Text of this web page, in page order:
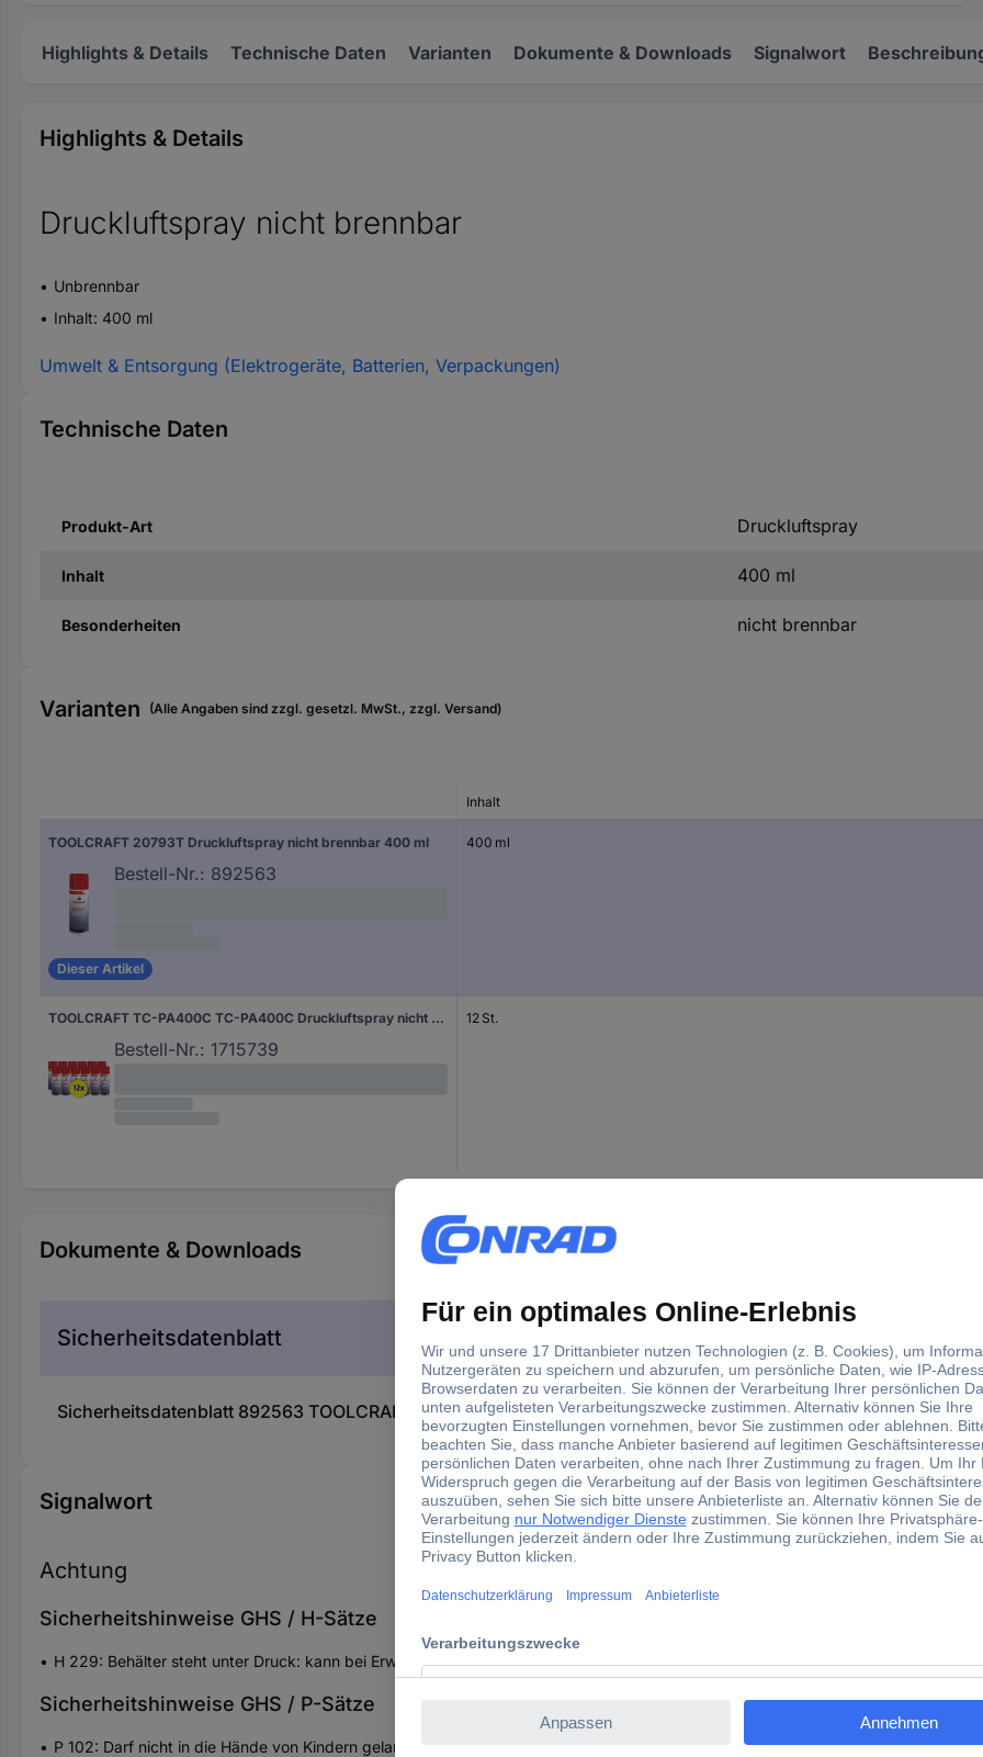
Highlights & Details Technische Daten Varianten Dokumente & Downloads Signalwort
Highlights & Details
Druckluftspray nicht brennbar
Unbrennbar
Inhalt: 400 ml
Umwelt & Entsorgung (Elektrogeräte, Batterien, Verpackungen)
Technische Daten
Produkt-Art Druckluftspray
Inhalt 400 ml
Besonderheiten nicht brennbar
Varianten (Alle Angaben sind zzgl. gesetzl. MwSt., zzgl. Versand)
Inhalt
TOOLCRAFT 20793T Druckluftspray nicht brennbar 400 ml
Bestell-Nr.: 892563
Dieser Artikel
400 ml
TOOLCRAFT TC-PA400C TC-PA400C Druckluftspray nicht brennbar 12 St.
Bestell-Nr.: 1715739
12 St.
Dokumente & Downloads
Sicherheitsdatenblatt
Sicherheitsdatenblatt 892563 TOOLCRAFT 20793T Druckluftspray nicht brennbar 400 ml
Signalwort
Achtung
Sicherheitshinweise GHS / H-Sätze
H 229: Behälter steht unter Druck: kann bei Erwärmung bersten
Sicherheitshinweise GHS / P-Sätze
P 102: Darf nicht in die Hände von Kindern gelangen.